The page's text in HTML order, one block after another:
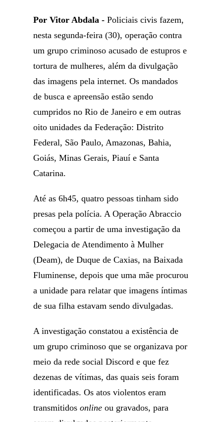
Por Vitor Abdala - Policiais civis fazem,
nesta segunda-feira (30), operação contra
um grupo criminoso acusado de estupros e
tortura de mulheres, além da divulgação
das imagens pela internet. Os mandados
de busca e apreensão estão sendo
cumpridos no Rio de Janeiro e em outras
oito unidades da Federação: Distrito
Federal, São Paulo, Amazonas, Bahia,
Goiás, Minas Gerais, Piauí e Santa
Catarina.
Até as 6h45, quatro pessoas tinham sido
presas pela polícia. A Operação Abraccio
começou a partir de uma investigação da
Delegacia de Atendimento à Mulher
(Deam), de Duque de Caxias, na Baixada
Fluminense, depois que uma mãe procurou
a unidade para relatar que imagens íntimas
de sua filha estavam sendo divulgadas.
A investigação constatou a existência de
um grupo criminoso que se organizava por
meio da rede social Discord e que fez
dezenas de vítimas, das quais seis foram
identificadas. Os atos violentos eram
transmitidosonline ou gravados, para